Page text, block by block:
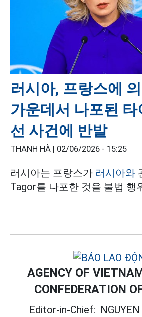
러시아, 프랑스에
가운데서 나포된 타
선 사건에 반발
THANH HÀ | 02/06/2026 - 15:25
러시아는 프랑스가 러시아와
Tagor를 나포한 것을 불법 행
AGENCY OF
CONFEDERATION
Editor-in-Chief: